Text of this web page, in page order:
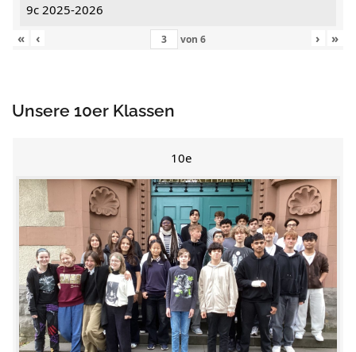
9c 2025-2026
«
‹ von 6 › »
Unsere 10er Klassen
10e